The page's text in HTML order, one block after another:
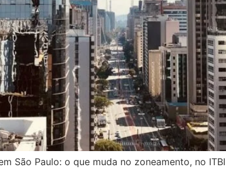
São Paulo: o que muda no zoneamento, no